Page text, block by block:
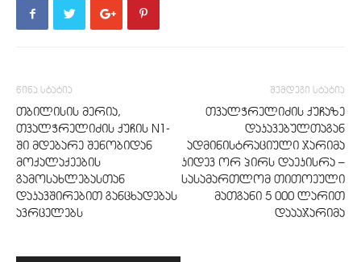
წინა სტატია
თბილისის მერია,
თვალჭრელიძის ქუჩის N1-
ში მდებარე შენობიდან
მოქალაქეების
გამოსახლებასთან
დაკავშირებით განცხადებას
ავრცელებს
შემდეგი სტატია
თვალჭრელიძის ქუჩაზე
დაკავებულთაგან
ადმინისტრაციული ჯარიმა
კიდევ ორ პირს დაეკისრა –
სასამართლომ თითოეული
მათგანი 5 000 ლარით
დაააჯარიმა